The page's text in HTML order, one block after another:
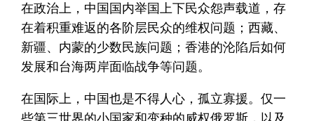
在政治上，中国国内举国上下民众怨声载道，存
在着积重难返的各阶层民众的维权问题；西藏、
新疆、内蒙的少数民族问题；香港的沦陷后如何
发展和台海两岸面临战争等问题。
在国际上，中国也是不得人心，孤立寡援。仅一
些第三世界的小国家和变种的威权俄罗斯，以及